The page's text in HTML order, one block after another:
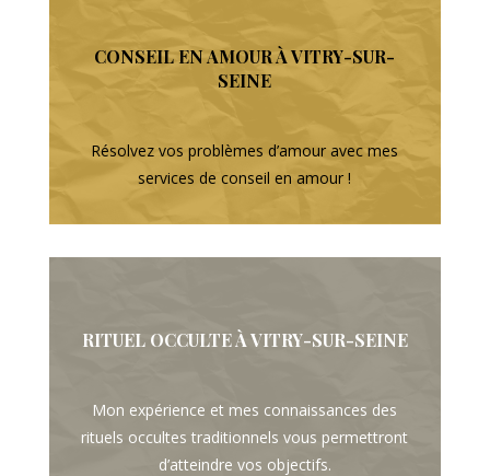
CONSEIL EN AMOUR À VITRY-SUR-
SEINE
Résolvez vos problèmes d’amour avec mes
services de conseil en amour !
RITUEL OCCULTE À VITRY-SUR-SEINE
Mon expérience et mes connaissances des
rituels occultes traditionnels vous permettront
d’atteindre vos objectifs.